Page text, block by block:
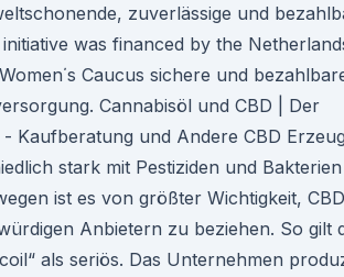
zuverlässige und
was financed by the
Caucus sichere und
Cannabisöl und CBD | Der
- Kaufberatung und Andere CBD
stark mit Pestiziden und Bakterien
ist es von größter Wichtigkeit,
Anbietern zu beziehen. So gilt
als seriös. Das Unternehmen